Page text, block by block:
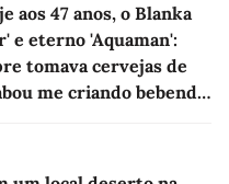
aos 47 anos, o Blanka
e eterno 'Aquaman':
tomava cervejas de
me criando bebendo